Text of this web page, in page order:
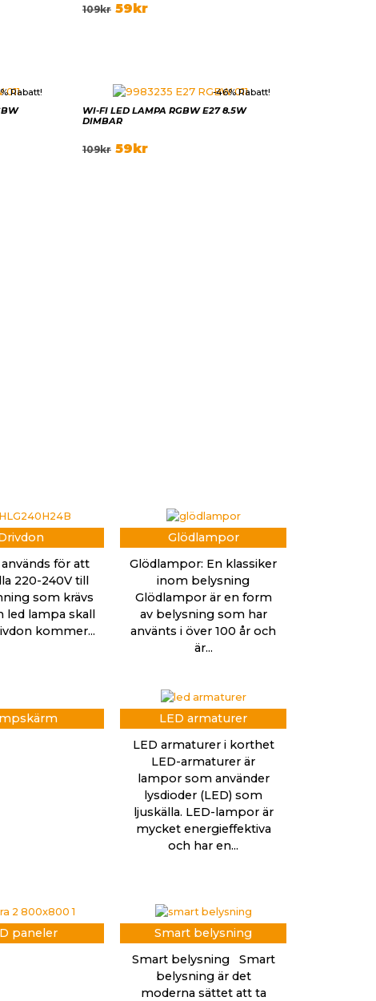
109kr 59kr
Rabatt!
-46% Rabatt!
WI-FI LED LAMPA RGBW E27 8.5W
DIMBAR
109kr 59kr
för att
220-240V till
som krävs
led lampa skall
kommer...
Glödlampor
Glödlampor: En klassiker
inom belysning
Glödlampor är en form
av belysning som har
använts i över 100 år och
är...
LED armaturer
LED armaturer i korthet
LED-armaturer är
lampor som använder
lysdioder (LED) som
ljuskälla. LED-lampor är
mycket energieffektiva
och har en...
paneler
Smart belysning
Smart belysning Smart
belysning är det
moderna sättet att ta